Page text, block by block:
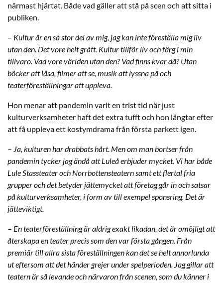
närmast hjärtat. Både vad gäller att stå på scen och att sitta i
publiken.
– Kultur är en så stor del av mig, jag kan inte föreställa mig liv
utan den. Det vore helt grått. Kultur tillför liv och färg i min
tillvaro. Vad vore världen utan den? Vad finns kvar då? Utan
böcker att läsa, filmer att se, musik att lyssna på och
teaterföreställningar att uppleva.
Hon menar att pandemin varit en trist tid när just
kulturverksamheter haft det extra tufft och hon längtar efter
att få uppleva ett kostymdrama från första parkett igen.
– Ja, kulturen har drabbats hårt. Men om man bortser från
pandemin tycker jag ändå att Luleå erbjuder mycket. Vi har både
Lule Stassteater och Norrbottensteatern samt ett flertal fria
grupper och det betyder jättemycket att företag går in och satsar
på kulturverksamheter, i form av till exempel sponsring. Det är
jätteviktigt.
– En teaterföreställning är aldrig exakt likadan, det är omöjligt att
återskapa en teater precis som den var första gången. Från
premiär till allra sista föreställningen kan det se helt annorlunda
ut eftersom att det händer grejer under spelperioden. Jag gillar att
teatern är så levande och närvaron från scenen, som du känner i